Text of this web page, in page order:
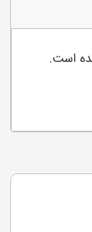
است.